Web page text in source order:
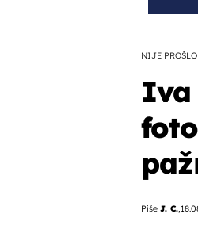
NIJE
Iva
Piše J. C.,